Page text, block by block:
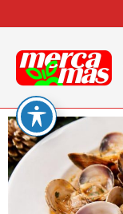
al
contenido